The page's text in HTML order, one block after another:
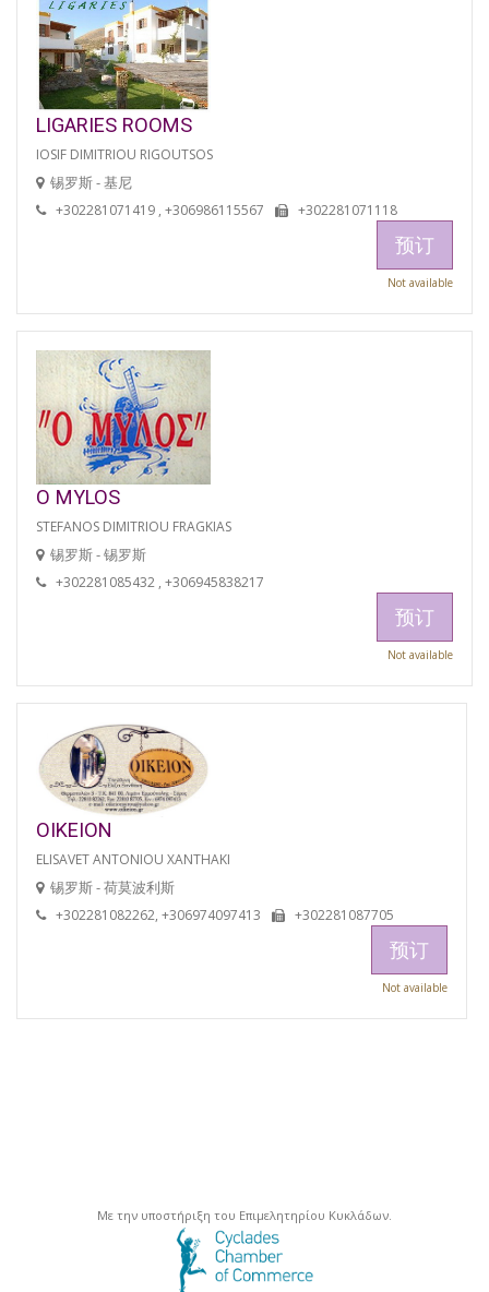
LIGARIES ROOMS
IOSIF DIMITRIOU RIGOUTSOS
锡罗斯 - 基尼
+302281071419 , +306986115567 +302281071118
预订
Not available
O MYLOS
STEFANOS DIMITRIOU FRAGKIAS
锡罗斯 - 锡罗斯
+302281085432 , +306945838217
预订
Not available
OIKEION
ELISAVET ANTONIOU XANTHAKI
锡罗斯 - 荷莫波利斯
+302281082262, +306974097413 +302281087705
预订
Not available
Με την υποστήριξη του Επιμελητηρίου Κυκλάδων.